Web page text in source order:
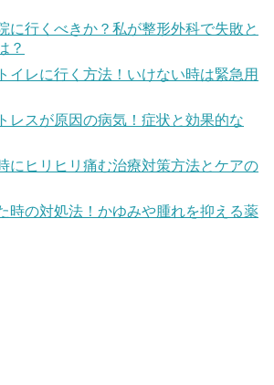
に行くべきか？私が整形外科で失敗と
？
イレに行く方法！いけない時は緊急用
レスが原因の病気！症状と効果的な
にヒリヒリ痛む治療対策方法とケアの
時の対処法！かゆみや腫れを抑える薬